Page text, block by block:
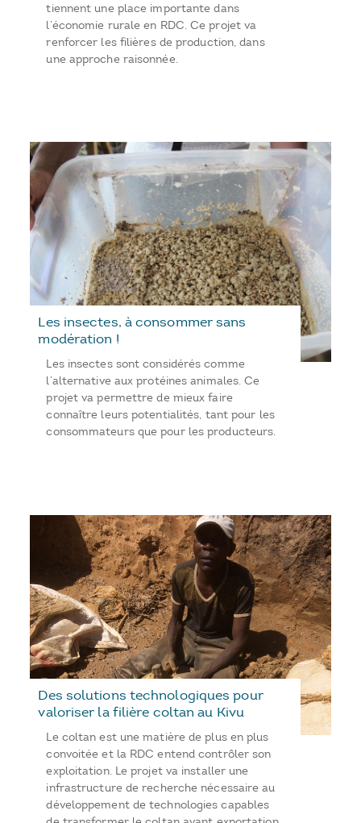
tiennent une place importante dans
l’économie rurale en RDC. Ce projet va
renforcer les filières de production, dans
une approche raisonnée.
Les insectes, à consommer sans
modération !
Les insectes sont considérés comme
l’alternative aux protéines animales. Ce
projet va permettre de mieux faire
connaître leurs potentialités, tant pour les
consommateurs que pour les producteurs.
Des solutions technologiques pour
valoriser la filière coltan au Kivu
Le coltan est une matière de plus en plus
convoitée et la RDC entend contrôler son
exploitation. Le projet va installer une
infrastructure de recherche nécessaire au
développement de technologies capables